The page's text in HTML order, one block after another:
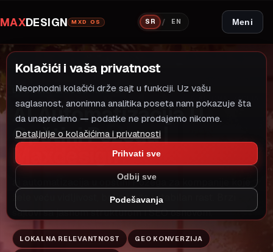
MAXDESIGN MXD OS SR / EN Meni
AI AUTOMATIZACIJA
LOKALNI MODEL RASTA
AI Automatizacija U
Opštini Pozega |
Maxdesign
ai automatizacija u opštini Pozega za kompanije koje
žele veću vidljivost, bolje upite i stabilan rast. Brzi
sajtovi sa jasnom strukturom i SEO osnovom.
LOKALNA RELEVANTNOST GEO KONVERZIJA
Kolačići i vaša privatnost
Neophodni kolačići drže sajt u funkciji. Uz vašu
saglasnost, anonimna analitika poseta nam pokazuje šta
da unapredimo — podatke ne prodajemo nikome.
Detaljnije o kolačićima i privatnosti
Prihvati sve
Odbij sve
Podešavanja